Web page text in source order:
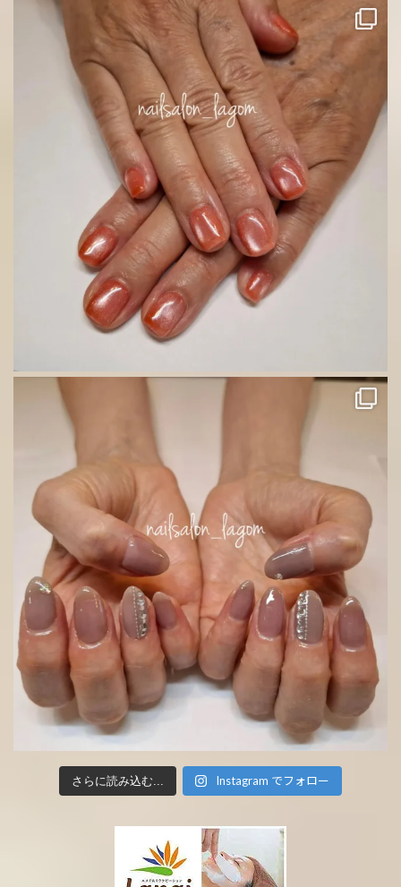
さらに読み込む... Instagram でフォロー